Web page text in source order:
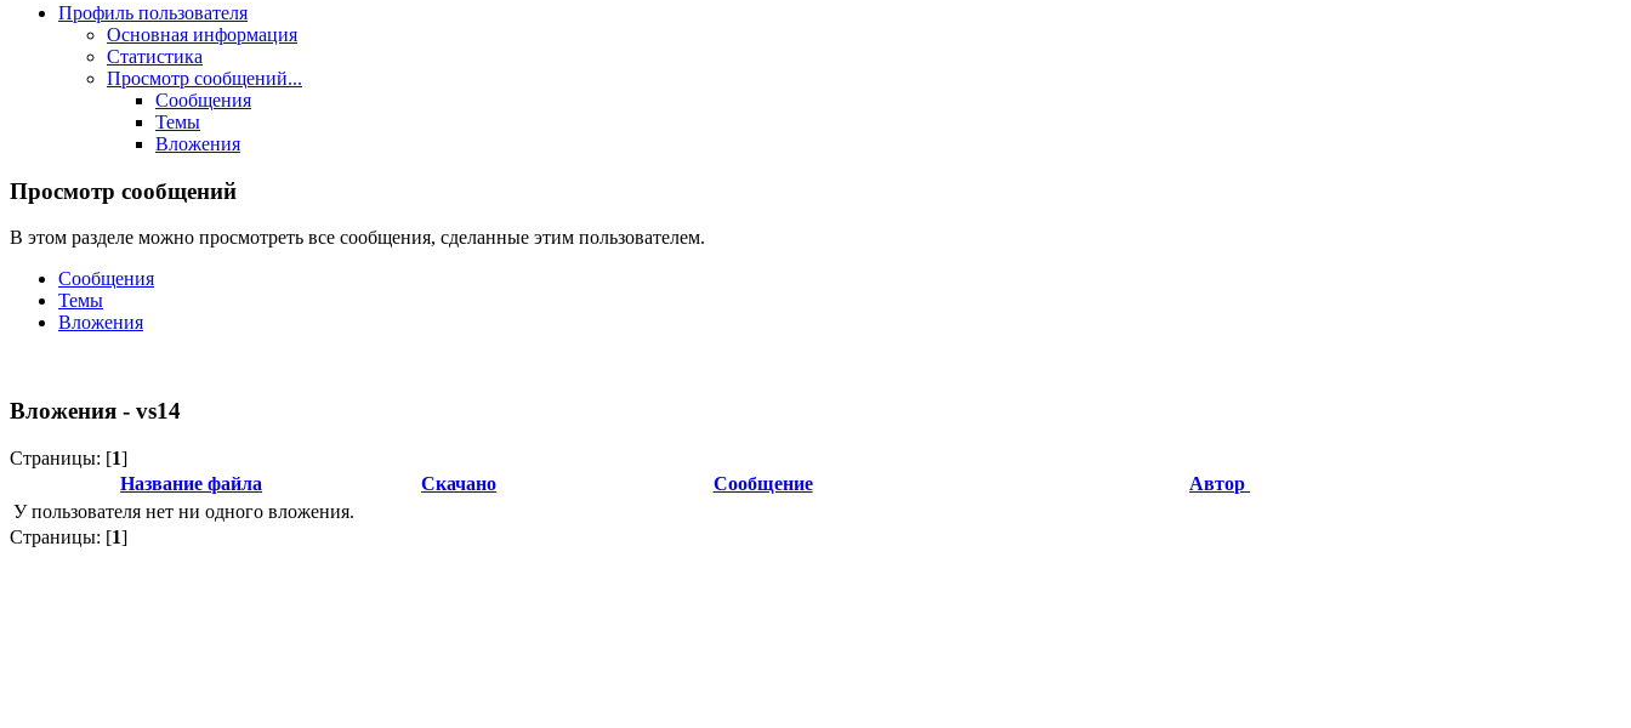
Профиль пользователя
Основная информация
Статистика
Просмотр сообщений...
Сообщения
Темы
Вложения
Просмотр сообщений
В этом разделе можно просмотреть все сообщения, сделанные этим пользователем.
Сообщения
Темы
Вложения
Вложения - vs14
Страницы: [1]
Название файла
Скачано Сообщение
Автор
У пользователя нет ни одного вложения.
Страницы: [1]